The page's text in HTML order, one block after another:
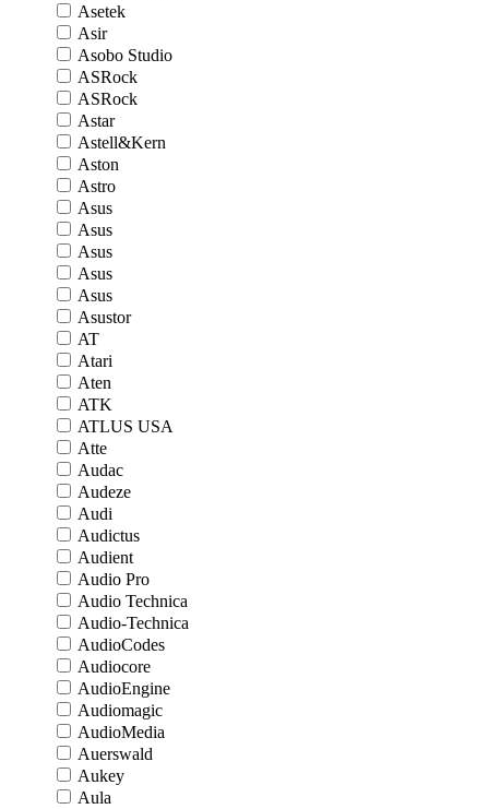
Asetek
Asir
Asobo Studio
ASRock
ASRock
Astar
Astell&Kern
Aston
Astro
Asus
Asus
Asus
Asus
Asus
Asustor
AT
Atari
Aten
ATK
ATLUS USA
Atte
Audac
Audeze
Audi
Audictus
Audient
Audio Pro
Audio Technica
Audio-Technica
AudioCodes
Audiocore
AudioEngine
Audiomagic
AudioMedia
Auerswald
Aukey
Aula